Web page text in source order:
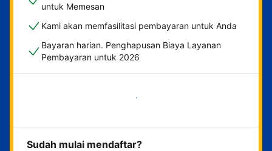
untuk Memesan
Kami akan memfasilitasi pembayaran untuk Anda
Bayaran harian. Penghapusan Biaya Layanan
Pembayaran untuk 2026
Mulai sekarang
Sudah mulai mendaftar?